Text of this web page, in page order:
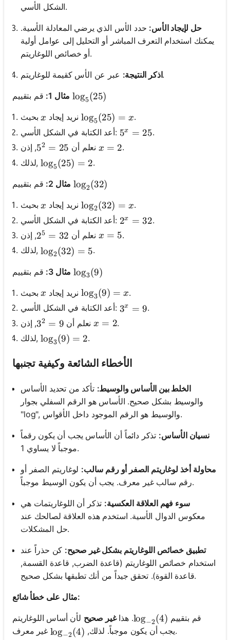
الشكل الأسي.
حل لإيجاد الأس: حدد الأس الذي يرضي المعادلة الأسية.
يمكنك استخدام التعرف المباشر أو التحليل إلى عوامل أولية
أو خصائص اللوغاريتم.
اذكر النتيجة:عبر عن الأس كقيمة للوغاريتم.
مثال 1: قم بتقييم\log_5(25)
log5(25)
نريد إيجاد x
x بحيث\log_5(25) = x
log5(25) = x.
أعد الكتابة في الشكل الأسي: 5^x = 25
5x = 25.
نعلم أن5^2 = 25
52 = 25 x=2
x = 2.
لذلك,\log_5(25) = 2
log5(25) = 2.
مثال 2: قم بتقييم\log_2(32)
log2(32)
نريد إيجاد x
x بحيث\log_2(32) = x
log2(32) = x.
أعد الكتابة في الشكل الأسي: 2^x = 32
2x = 32.
نعلم أن2^5 = 32
25 = 32 x=5
x = 5.
لذلك,\log_2(32) = 5
log2(32) = 5.
مثال 3: قم بتقييم\log_3(9)
log3(9)
نريد إيجاد x
x بحيث\log_3(9) = x
log3(9) = x.
أعد الكتابة في الشكل الأسي: 3^x = 9
3x = 9.
نعلم أن3^2 = 9
32 = 9 , إذنx = 2
x = 2.
لذلك,\log_3(9) = 2
log3(9) = 2.
الأخطاء الشائعة وكيفية تجنبها
الخلط بين الأساس والوسيط: تأكد من تحديد الأساس
والوسيط بشكل صحيح. الأساس هو الرقم السفلي بجوار
"log", والوسيط هو الرقم الموجود داخل الأقواس.
نسيان الأساس: تذكر دائماً أن الأساس يجب أن يكون رقماً
موجباً لا يساوي 1.
محاولة أخذ لوغاريتم الصفر أو رقم سالب: لوغاريتم الصفر أو
رقم سالب غير معرف. يجب أن يكون الوسيط موجباً.
سوء فهم العلاقة العكسية: تذكر أن اللوغاريتمات هي
معكوس الدوال الأسية. استخدم هذه العلاقة لصالحك عند
حل المشكلات.
تطبيق خصائص اللوغاريتم بشكل غير صحيح: كن حذراً عند
استخدام خصائص اللوغاريتم (قاعدة الضرب, قاعدة القسمة,
قاعدة القوة). تحقق جيداً من أنك تطبقها بشكل صحيح.
مثال على خطأ شائع:
قم بتقييم\log_{-2}(4)
log−2(4) . هذاغير صحيح لأن أساس اللوغاريتم
يجب أن يكون موجباً. لذلك,\log_{-2}(4)
log−2(4) غير معرف.